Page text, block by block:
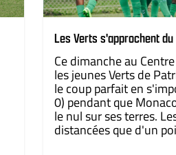
Les Verts s'approchent
Ce dimanche au
les jeunes Verts de
le coup parfait en
0) pendant que
le nul sur ses terres.
distancées que d'un